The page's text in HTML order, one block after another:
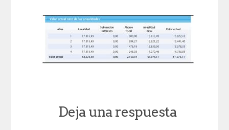
Deja una respuesta